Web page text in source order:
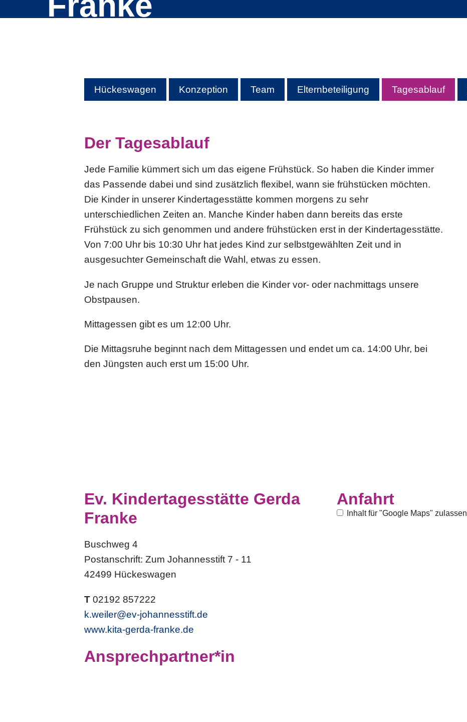
Hilfen für junge Menschen und
Hilfen für Menschen mit
Aus- und Weiterbildung
Hückeswagen Konzeption Team Elternbeteiligung Tagesablauf
Der Tagesablauf
Jede Familie kümmert sich um das eigene Frühstück. So haben die Kinder immer
das Passende dabei und sind zusätzlich flexibel, wann sie frühstücken möchten.
Die Kinder in unserer Kindertagesstätte kommen morgens zu sehr
unterschiedlichen Zeiten an. Manche Kinder haben dann bereits das erste
Frühstück zu sich genommen und andere frühstücken erst in der Kindertagesstätte.
Von 7:00 Uhr bis 10:30 Uhr hat jedes Kind zur selbstgewählten Zeit und in
ausgesuchter Gemeinschaft die Wahl, etwas zu essen.
Je nach Gruppe und Struktur erleben die Kinder vor- oder nachmittags unsere
Obstpausen.
Mittagessen gibt es um 12:00 Uhr.
Die Mittagsruhe beginnt nach dem Mittagessen und endet um ca. 14:00 Uhr, bei
den Jüngsten auch erst um 15:00 Uhr.
Ev. Kindertagesstätte Gerda
Franke
Buschweg 4
Postanschrift: Zum Johannesstift 7 - 11
42499 Hückeswagen
T 02192 857222
k.weiler@ev-johannesstift.de
www.kita-gerda-franke.de
Anfahrt
Inhalt für "Google Maps" zulassen
Ansprechpartner*in